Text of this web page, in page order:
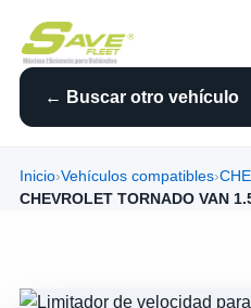
← Buscar otro vehículo
Inicio›Vehículos compatibles›
CHEVROLET TORNADO VAN